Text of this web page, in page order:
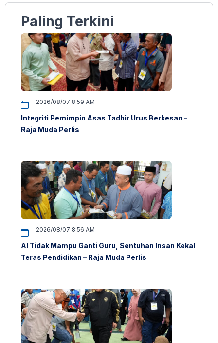
Paling Terkini
2026/08/07 8:59 AM
Integriti Pemimpin Asas Tadbir Urus Berkesan –
Raja Muda Perlis
2026/08/07 8:56 AM
AI Tidak Mampu Ganti Guru, Sentuhan Insan Kekal
Teras Pendidikan – Raja Muda Perlis